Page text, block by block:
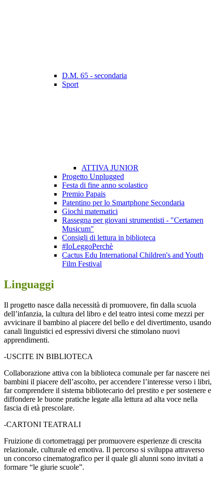
D.M. 65 - secondaria
Sport
ATTIVA JUNIOR
Progetto Unplugged
Festa di fine anno scolastico
Premio Papais
Patentino per lo Smartphone Secondaria
Giochi matematici
Rassegna per giovani strumentisti - "Certamen
Musicum"
Consigli di lettura in biblioteca
#IoLeggoPerchè
Cactus Edu International Children's and Youth
Film Festival
Linguaggi
Il progetto nasce dalla necessità di promuovere, fin dalla scuola
dell’infanzia, la cultura del libro e del teatro intesi come mezzi per
avvicinare il bambino al piacere del bello e del divertimento, usando
canali linguistici ed espressivi diversi che stimolano nuovi
apprendimenti.
-USCITE IN BIBLIOTECA
Collaborazione attiva con la biblioteca comunale per far nascere nei
bambini il piacere dell’ascolto, per accendere l’interesse verso i libri,
far comprendere il sistema bibliotecario del prestito e per sostenere e
diffondere le buone pratiche legate alla lettura ad alta voce nella
fascia di età prescolare.
-CARTONI TEATRALI
Fruizione di cortometraggi per promuovere esperienze di crescita
relazionale, culturale ed emotiva. Il percorso si sviluppa attraverso
un concorso cinematografico per il quale gli alunni sono invitati a
formare “le giurie scuole”.